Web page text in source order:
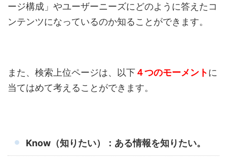
ージ構成」やユーザーニーズにどのように答えたコ
ンテンツになっているのか知ることができます。
また、検索上位ページは、以下４つのモーメントに
当てはめて考えることができます。
Know（知りたい）：ある情報を知りたい。